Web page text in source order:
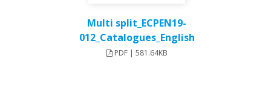
Multi split_ECPEN19-
012_Catalogues_English
PDF | 581.64KB